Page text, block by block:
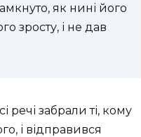
як нині його
зросту, і не дав
речі забрали ті, кому
і відправився